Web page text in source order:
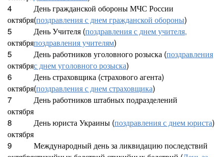
4
октября
День гражданской обороны МЧС России
(поздравления с днем гражданской обороны)
5
октября
День Учителя (поздравления с днем учителя,
поздравления учителям)
5
октября
День работников уголовного розыска (поздравления
с днем уголовного розыска)
6
октября
День страховщика (страхового агента)
(поздравления с днем страховщика)
7
октября
День работников штабных подразделений
8
октября
День юриста Украины (поздравления с днем юриста)
9
Международный день за ликвидацию последствий